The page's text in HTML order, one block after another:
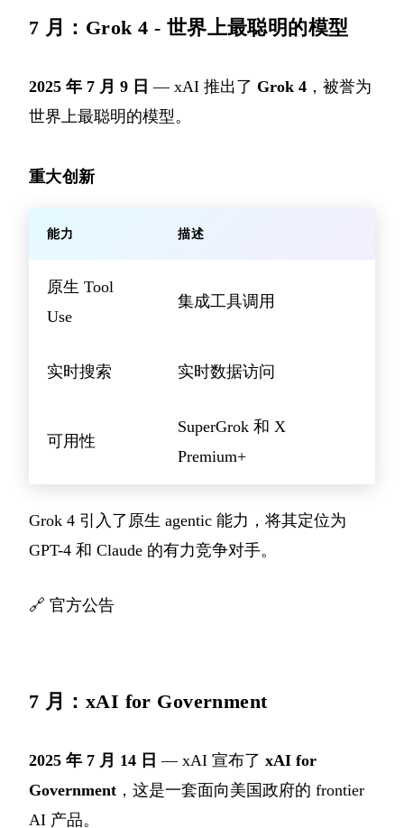
7 月：Grok 4 - 世界上最聪明的模型
2025 年 7 月 9 日 — xAI 推出了 Grok 4 ，被誉为
世界上最聪明的模型。
重大创新
能力 描述
原生 Tool
Use
集成工具调用
实时搜索 实时数据访问
可用性
SuperGrok 和 X
Premium+
Grok 4 引入了原生 agentic 能力，将其定位为
GPT-4 和 Claude 的有力竞争对手。
🔗 官方公告
7 月：xAI for Government
2025 年 7 月 14 日 — xAI 宣布了 xAI for
Government ，这是一套面向美国政府的 frontier
AI 产品。